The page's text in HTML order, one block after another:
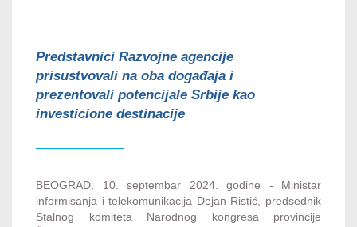
Predstavnici Razvojne agencije
prisustvovali na oba događaja i
prezentovali potencijale Srbije kao
investicione destinacije
BEOGRAD, 10. septembar 2024. godine - Ministar
informisanja i telekomunikacija Dejan Ristić, predsednik
Stalnog komiteta Narodnog kongresa provincije